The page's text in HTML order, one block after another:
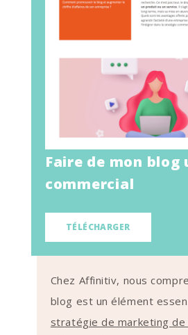
Faire de mon
commercial
TÉLÉCHARGER
Chez Affinitiv, nous
blog est un élément
stratégie de marketing de